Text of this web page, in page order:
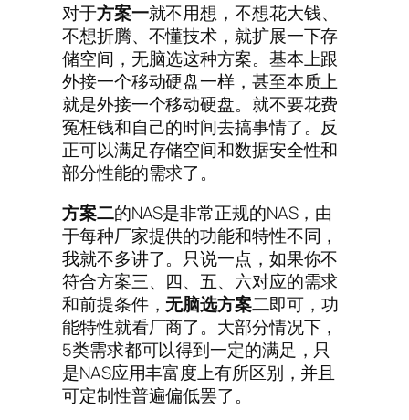
对于方案一就不用想，不想花大钱、
不想折腾、不懂技术，就扩展一下存
储空间，无脑选这种方案。基本上跟
外接一个移动硬盘一样，甚至本质上
就是外接一个移动硬盘。就不要花费
冤枉钱和自己的时间去搞事情了。反
正可以满足存储空间和数据安全性和
部分性能的需求了。
方案二的NAS是非常正规的NAS，由
于每种厂家提供的功能和特性不同，
我就不多讲了。只说一点，如果你不
符合方案三、四、五、六对应的需求
和前提条件， 无脑选方案二即可，功
能特性就看厂商了。大部分情况下，
5类需求都可以得到一定的满足，只
是NAS应用丰富度上有所区别，并且
可定制性普遍偏低罢了。